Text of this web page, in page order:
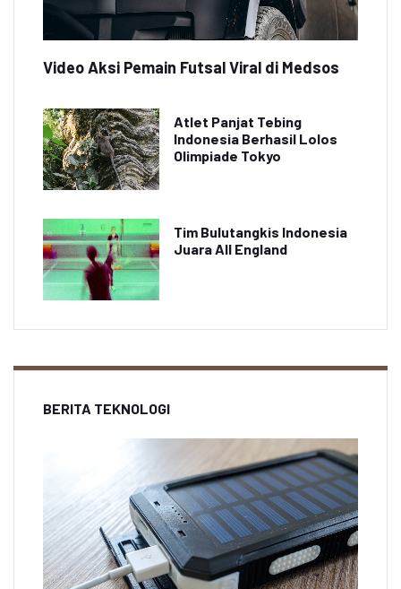
Video Aksi Pemain Futsal Viral di Medsos
Atlet Panjat Tebing
Indonesia Berhasil Lolos
Olimpiade Tokyo
Tim Bulutangkis Indonesia
Juara All England
BERITA TEKNOLOGI